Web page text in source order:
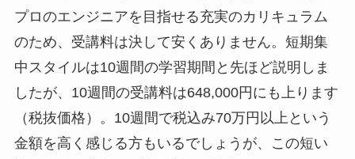
プロのエンジニアを目指せる充実のカリキュラム
のため、受講料は決して安くありません。短期集
中スタイルは10週間の学習期間と先ほど説明しま
したが、 10週間の受講料は648,000円にも上ります
（税抜価格）。10週間で税込み70万円以上という
金額を高く感じる方もいるでしょうが、この短い